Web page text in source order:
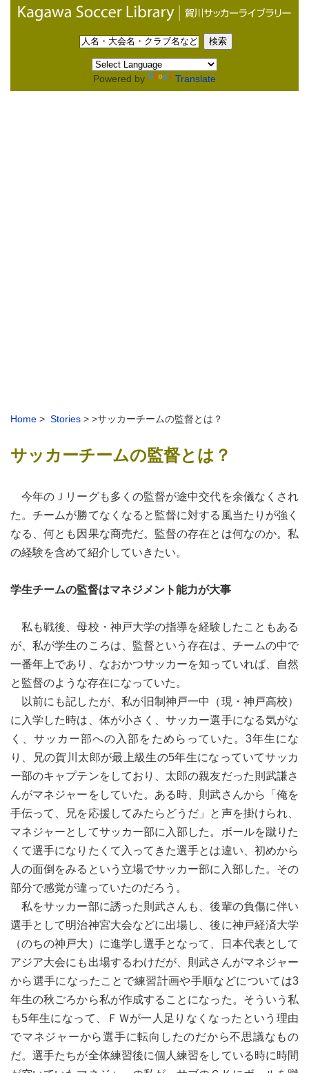
Powered by Translate
Home > Stories > >サッカーチームの監督とは？
サッカーチームの監督とは？
今年のＪリーグも多くの監督が途中交代を余儀なくされ
た。チームが勝てなくなると監督に対する風当たりが強く
なる、何とも因果な商売だ。監督の存在とは何なのか。私
の経験を含めて紹介していきたい。
学生チームの監督はマネジメント能力が大事
私も戦後、母校・神戸大学の指導を経験したこともある
が、私が学生のころは、監督という存在は、チームの中で
一番年上であり、なおかつサッカーを知っていれば、自然
と監督のような存在になっていた。
以前にも記したが、私が旧制神戸一中（現・神戸高校）
に入学した時は、体が小さく、サッカー選手になる気がな
く、サッカー部への入部をためらっていた。3年生にな
り、兄の賀川太郎が最上級生の5年生になっていてサッカ
ー部のキャプテンをしており、太郎の親友だった則武謙さ
んがマネジャーをしていた。ある時、則武さんから「俺を
手伝って、兄を応援してみたらどうだ」と声を掛けられ、
マネジャーとしてサッカー部に入部した。ボールを蹴りた
くて選手になりたくて入ってきた選手とは違い、初めから
人の面倒をみるという立場でサッカー部に入部した。その
部分で感覚が違っていたのだろう。
私をサッカー部に誘った則武さんも、後輩の負傷に伴い
選手として明治神宮大会などに出場し、後に神戸経済大学
（のちの神戸大）に進学し選手となって、日本代表として
アジア大会にも出場するわけだが、則武さんがマネジャー
から選手になったことで練習計画や手順などについては3
年生の秋ごろから私が作成することになった。そういう私
も5年生になって、ＦＷが一人足りなくなったという理由
でマネジャーから選手に転向したのだから不思議なもの
だ。選手たちが全体練習後に個人練習をしている時に時間